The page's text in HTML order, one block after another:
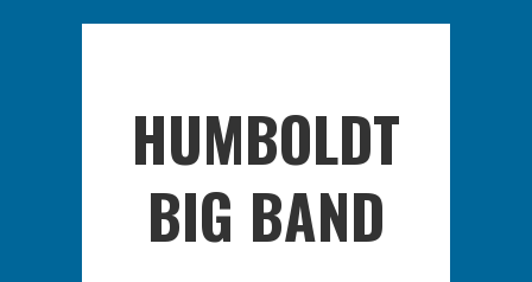
HUMBOLDT
BIG BAND